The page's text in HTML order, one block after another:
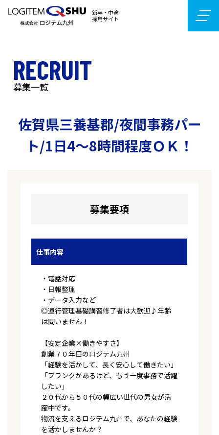
新卒・中途
採用サイト
RECRUIT
募集一覧
佐賀県三養基郡/夜間事務パー
ト/1日4～8時間程度ＯＫ！
募集要項
仕事内容
・電話対応
・日報整理
・データ入力など
◎運行管理基礎講習修了者は大歓迎♪年齢
は問いません！
【安定企業×働きやすさ】
創業７０年目のロジテム九州
「経験を活かして、長く安心して働きたい」
「ブランクがあるけど、もう一度事務で活躍
したい」
２０代から５０代の幅広い世代の男女が活
躍中です。
物流を支えるロジテム九州で、あなたの経験
を活かしませんか？